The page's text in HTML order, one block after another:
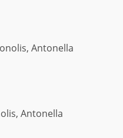
Antonella
Antonella